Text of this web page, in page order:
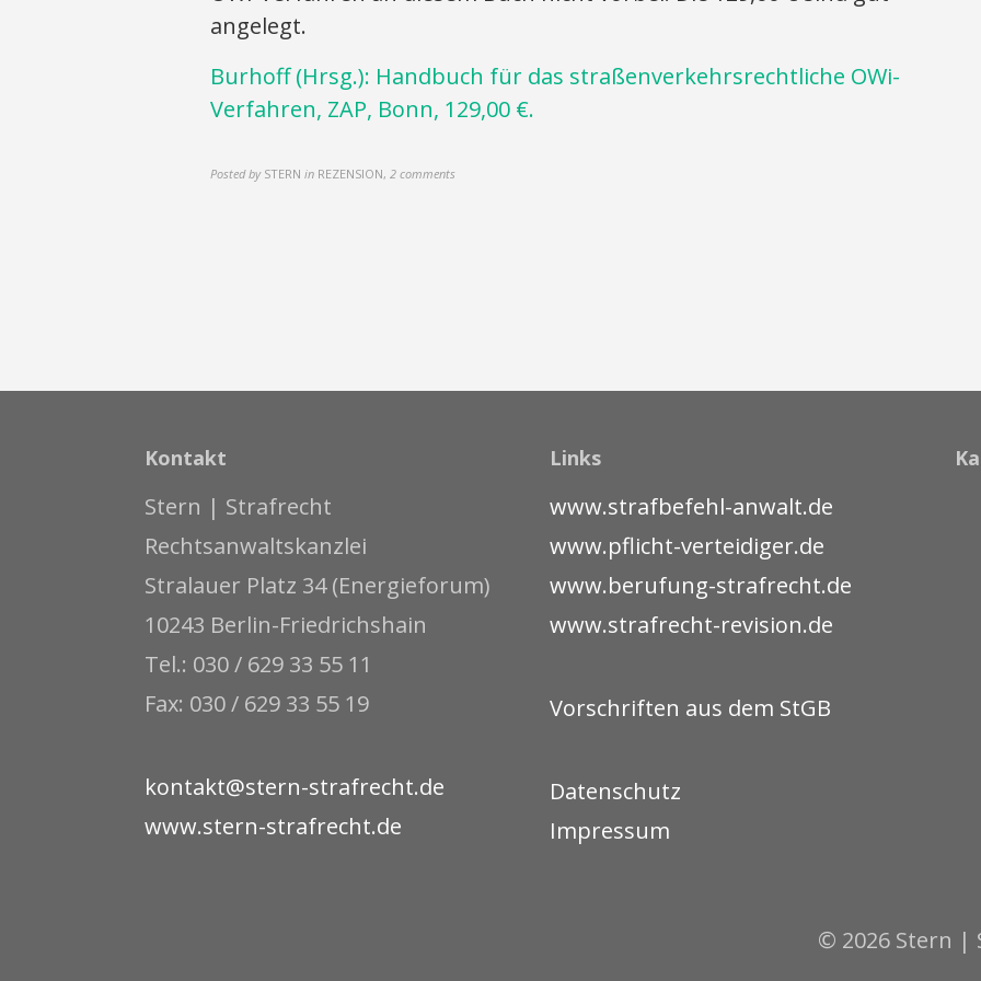
angelegt.
Burhoff (Hrsg.): Handbuch für das straßenverkehrsrechtliche OWi-
Verfahren, ZAP, Bonn, 129,00 €.
Posted by STERN in REZENSION, 2 comments
Kontakt
Stern | Strafrecht
Rechtsanwaltskanzlei
Stralauer Platz 34 (Energieforum)
10243 Berlin-Friedrichshain
Tel.: 030 / 629 33 55 11
Fax: 030 / 629 33 55 19
kontakt@stern-strafrecht.de
www.stern-strafrecht.de
Links
www.strafbefehl-anwalt.de
www.pflicht-verteidiger.de
www.berufung-strafrecht.de
www.strafrecht-revision.de
Vorschriften aus dem StGB
Datenschutz
Impressum
© 2026 Stern |